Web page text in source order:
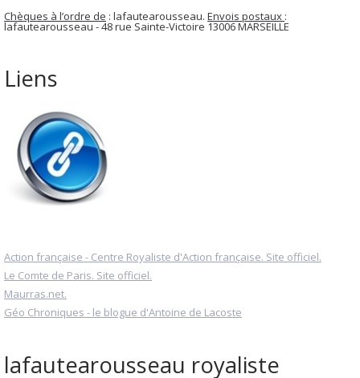
Chèques à l’ordre de : lafautearousseau. Envois postaux :
lafautearousseau - 48 rue Sainte-Victoire 13006 MARSEILLE
Liens
Action française - Centre Royaliste d'Action française. Site officiel.
Le Comte de Paris. Site officiel.
Maurras.net.
Géo Chroniques - le blogue d'Antoine de Lacoste
lafautearousseau royaliste